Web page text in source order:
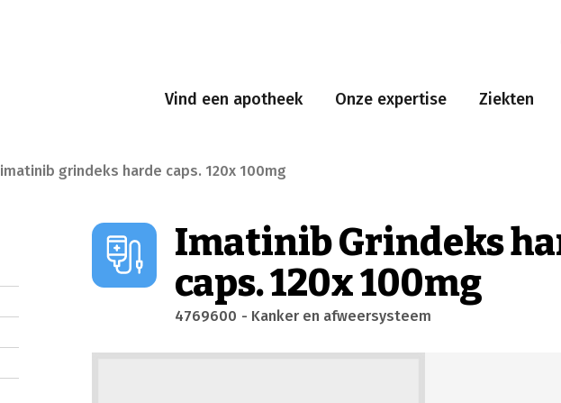
Vind een apotheek Onze expertise Ziekten
imatinib grindeks harde caps. 120x 100mg
Imatinib Grindeks
caps. 120x 100mg
4769600 - Kanker en afweersysteem